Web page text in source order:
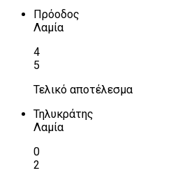
Πρόοδος
Λαμία
4
5
Τελικό αποτέλεσμα
Τηλυκράτης
Λαμία
0
2